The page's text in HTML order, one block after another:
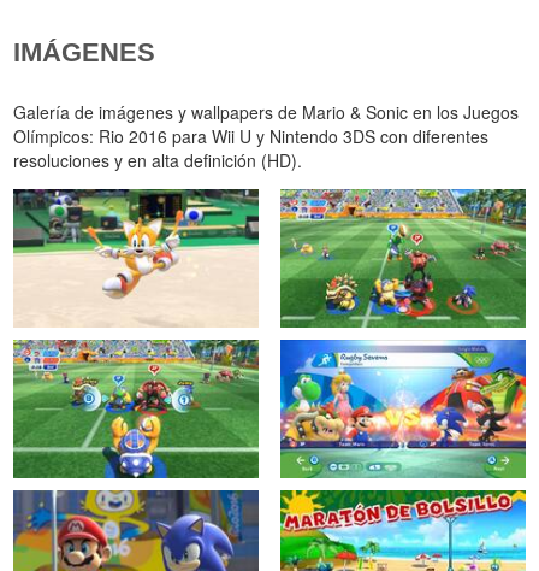
IMÁGENES
Galería de imágenes y wallpapers de Mario & Sonic en los Juegos
Olímpicos: Rio 2016 para Wii U y Nintendo 3DS con diferentes
resoluciones y en alta definición (HD).